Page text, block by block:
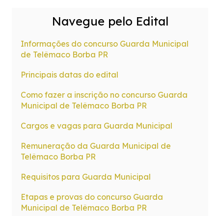
Navegue pelo Edital
Informações do concurso Guarda Municipal
de Telêmaco Borba PR
Principais datas do edital
Como fazer a inscrição no concurso Guarda
Municipal de Telêmaco Borba PR
Cargos e vagas para Guarda Municipal
Remuneração da Guarda Municipal de
Telêmaco Borba PR
Requisitos para Guarda Municipal
Etapas e provas do concurso Guarda
Municipal de Telêmaco Borba PR